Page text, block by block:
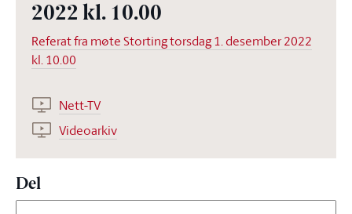
2022 kl. 10.00
Referat fra møte Storting torsdag 1. desember 2022
kl. 10.00
Nett-TV
Videoarkiv
Del